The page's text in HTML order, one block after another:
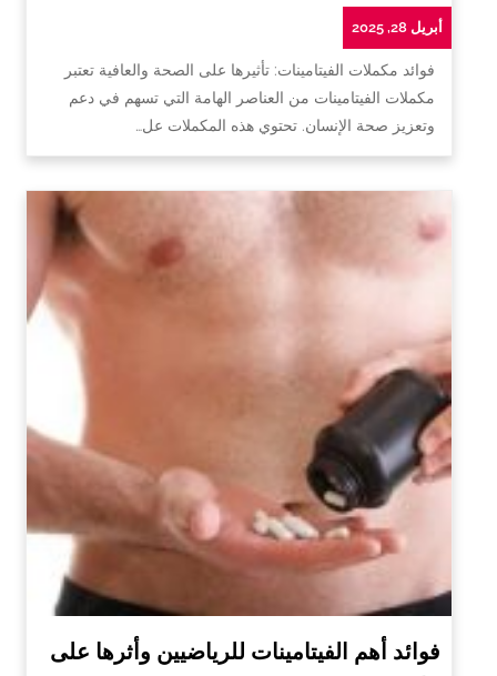
أبريل 28, 2025
فوائد مكملات الفيتامينات: تأثيرها على الصحة والعافية تعتبر
مكملات الفيتامينات من العناصر الهامة التي تسهم في دعم
وتعزيز صحة الإنسان. تحتوي هذه المكملات عل…
فوائد أهم الفيتامينات للرياضيين وأثرها على